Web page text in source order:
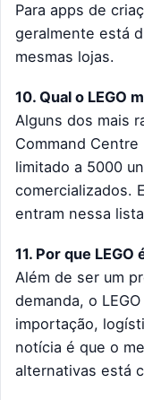
Para apps de
geralmente está
mesmas lojas.
10. Qual o LEGO
Alguns dos mais
Command
limitado a 5000
comercializados.
entram nessa
11. Por que
Além de ser um
demanda, o
importação,
notícia é que o
alternativas está